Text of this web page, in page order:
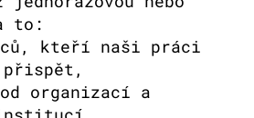
to:
kteří naši práci
přispět,
organizací a